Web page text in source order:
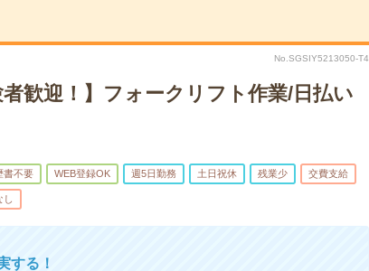
No.SGSIY5213050-T4
歓迎！】フォークリフト作業/日払い
書不要 WEB登録OK 週5日勤務 土日祝休 残業少 交費支給
し
する！